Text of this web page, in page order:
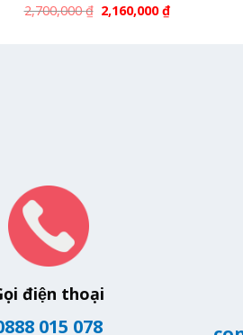
2,700,000₫ 2,160,000₫
điện thoại
015 078